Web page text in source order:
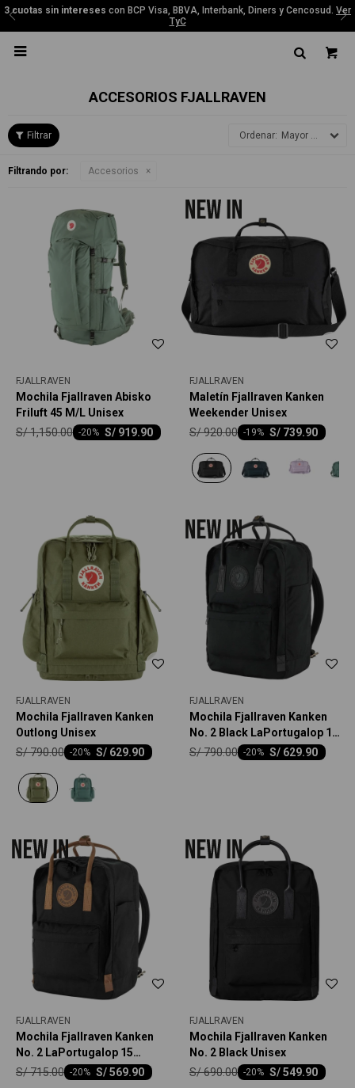
3 cuotas sin intereses con BCP Visa, BBVA, Interbank, Diners y Cencosud. Ver
TyC

ACCESORIOS FJALLRAVEN
Mayor precio
Filtrando por: Accesorios
FJALLRAVEN
Mochila Fjallraven Abisko
Friluft 45 M/L Unisex
S/ 919.90
-20
S/1,150.00
FJALLRAVEN
Maletín Fjallraven Kanken
Weekender Unisex
S/ 739.90
-19
S/920.00
FJALLRAVEN
Mochila Fjallraven Kanken
Outlong Unisex
S/ 629.90
-20
S/790.00
FJALLRAVEN
Mochila Fjallraven Kanken
No. 2 Black LaPortugalop 15
Unisex
S/ 629.90
-20
S/790.00
FJALLRAVEN
Mochila Fjallraven Kanken
No. 2 LaPortugalop 15
Unisex
S/569.90
-20
S/715.00
FJALLRAVEN
Mochila Fjallraven Kanken
No. 2 Black Unisex
S/549.90
-20
S/690.00